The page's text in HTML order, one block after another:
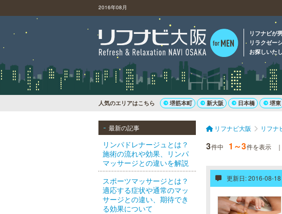
2016年08月
リフナビが
リラクゼー
お探しいた
人気のエリアはこちら 堺筋本町 新大阪 日本橋 堺東
最新の記事
リンパドレナージュとは？
施術の流れや効果、リンパ
マッサージとの違いを解説
スポーツマッサージとは？
適応する症状や通常のマッ
サージとの違い、期待でき
る効果について
リフナビ大阪 リフナ
3件中 1～3件を表示 ｜
更新日: 2016-08-18